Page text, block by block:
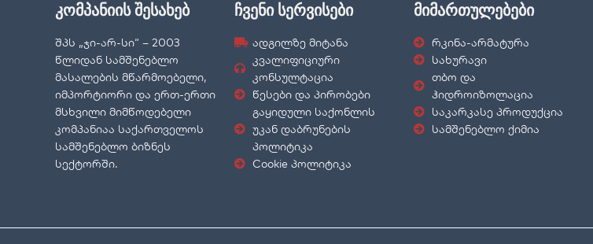
კომპანიის შესახებ
შპს „ჯი-არ-სი“ – 2003
წლიდან სამშენებლო
მასალების მწარმოებელი,
იმპორტიორი და ერთ-ერთი
მსხვილი მიმწოდებელი
კომპანიაა საქართველოს
სამშენებლო ბიზნეს
სექტორში.
ჩვენი სერვისები
ადგილზე მიტანა
კვალიფიციური
კონსულტაცია
წესები და პირობები
გაყიდული საქონლის
უკან დაბრუნების
პოლიტიკა
Cookie პოლიტიკა
მიმართულებები
რკინა-არმატურა
სახურავი
თბო და
ჰიდროიზოლაცია
საკარკასე პროდუქცია
სამშენებლო ქიმია